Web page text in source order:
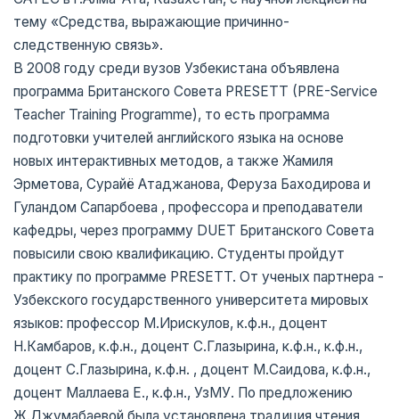
тему «Средства, выражающие причинно-
следственную связь».
В 2008 году среди вузов Узбекистана объявлена
программа Британского Совета PRESETT (PRE-Service
Teacher Training Programme), то есть программа
подготовки учителей английского языка на основе
новых интерактивных методов, а также Жамиля
Эрметова, Сурайё Атаджанова, Феруза Баходирова и
Гуландом Сапарбоева , профессора и преподаватели
кафедры, через программу DUET Британского Совета
повысили свою квалификацию. Студенты пройдут
практику по программе PRESETT. От ученых партнера -
Узбекского государственного университета мировых
языков: профессор М.Ирискулов, к.ф.н., доцент
Н.Камбаров, к.ф.н., доцент С.Глазырина, к.ф.н., к.ф.н.,
доцент С.Глазырина, к.ф.н. , доцент М.Саидова, к.ф.н.,
доцент Маллаева Е., к.ф.н., УзМУ. По предложению
Ж.Джумабаевой была установлена традиция чтения